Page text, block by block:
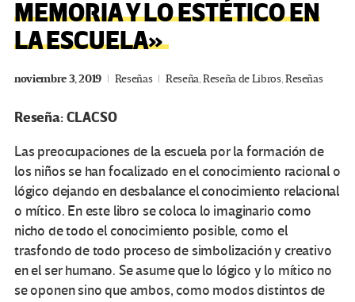
MEMORIA Y LO ESTÉTICO EN
LA ESCUELA»
noviembre 3, 2019 Reseñas Reseña,Reseña de Libros,Reseñas
Reseña: CLACSO
Las preocupaciones de la escuela por la formación de
los niños se han focalizado en el conocimiento racional o
lógico dejando en desbalance el conocimiento relacional
o mítico. En este libro se coloca lo imaginario como
nicho de todo el conocimiento posible, como el
trasfondo de todo proceso de simbolización y creativo
en el ser humano. Se asume que lo lógico y lo mítico no
se oponen sino que ambos, como modos distintos de